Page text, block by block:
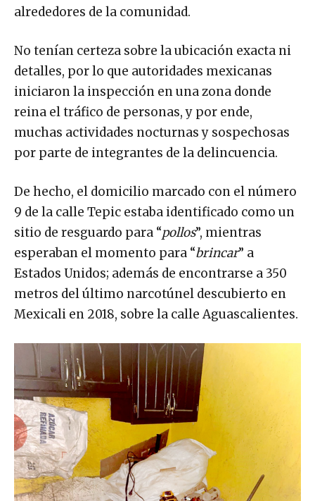
alrededores de la comunidad.
No tenían certeza sobre la ubicación exacta ni
detalles, por lo que autoridades mexicanas
iniciaron la inspección en una zona donde
reina el tráfico de personas, y por ende,
muchas actividades nocturnas y sospechosas
por parte de integrantes de la delincuencia.
De hecho, el domicilio marcado con el número
9 de la calle Tepic estaba identificado como un
sitio de resguardo para “pollos”, mientras
esperaban el momento para “brincar” a
Estados Unidos; además de encontrarse a 350
metros del último narcotúnel descubierto en
Mexicali en 2018, sobre la calle Aguascalientes.